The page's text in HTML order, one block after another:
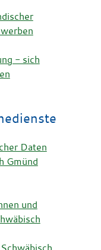
- sich
Daten
Gmünd
und